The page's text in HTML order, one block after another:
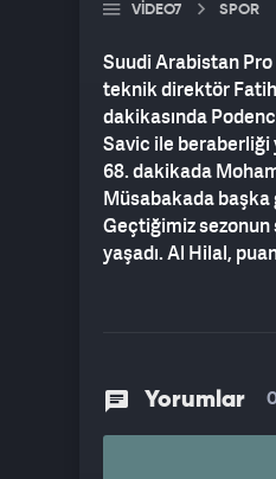
VIDEO7 SPOR
Suudi Arabistan Pro
teknik direktör Fatih
dakikasında
Savic ile beraberliği
68. dakikada
Müsabakada başka
Geçtiğimiz sezonun
yaşadı. Al Hilal,
Yorumlar